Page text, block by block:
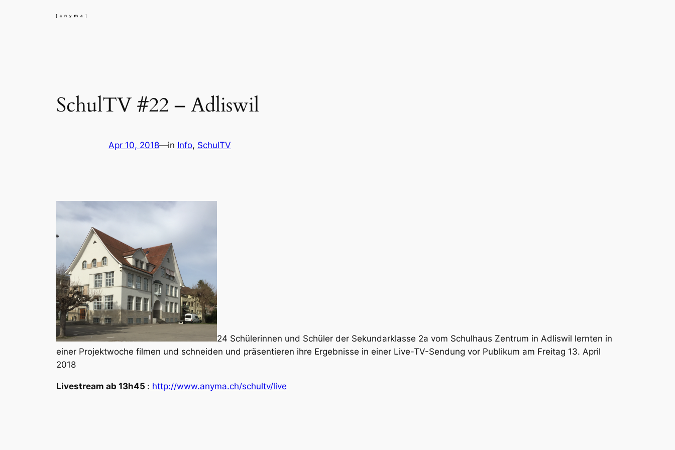
SchulTV #22 – Adliswil
Apr 10, 2018—in Info, SchulTV
24 Schülerinnen und Schüler der Sekundarklasse 2a vom Schulhaus Zentrum in Adliswil lernten in
einer Projektwoche filmen und schneiden und präsentieren ihre Ergebnisse in einer Live-TV-Sendung vor Publikum am Freitag 13. April
2018
Livestream ab 13h45 : http://www.anyma.ch/schultv/live